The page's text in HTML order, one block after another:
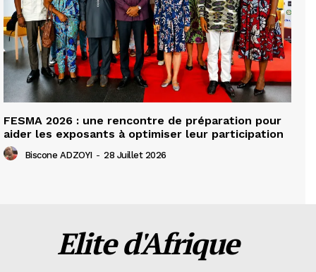
FESMA 2026 : une rencontre de préparation pour
aider les exposants à optimiser leur participation
Biscone ADZOYI - 28 Juillet 2026
Elite d'Afrique